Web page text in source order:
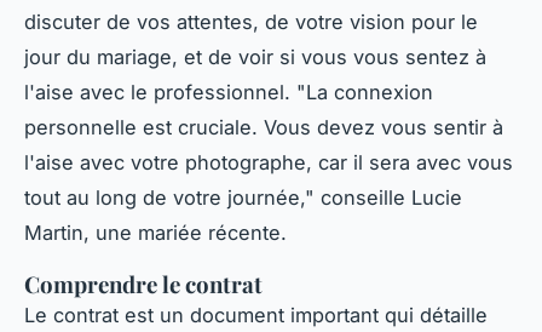
discuter de vos attentes, de votre vision pour le
jour du mariage, et de voir si vous vous sentez à
l'aise avec le professionnel. "La connexion
personnelle est cruciale. Vous devez vous sentir à
l'aise avec votre photographe, car il sera avec vous
tout au long de votre journée," conseille Lucie
Martin, une mariée récente.
Comprendre le contrat
Le contrat est un document important qui détaille